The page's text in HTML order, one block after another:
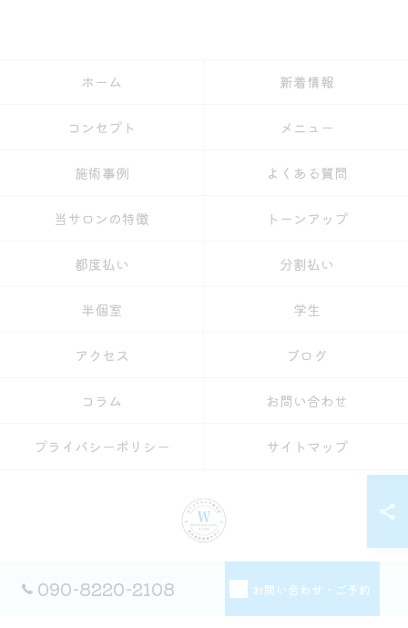
090-8220-2108 お問い合わせ・ご予約
ホーム 新着情報
コンセプト メニュー
施術事例 よくある質問
当サロンの特徴 トーンアップ
都度払い 分割払い
半個室 学生
アクセス ブログ
コラム お問い合わせ
プライバシーポリシー サイトマップ
© 2026 愛知県名古屋のセルフホワイトニングならホワイトニングショップ名古屋
店 ALL RIGHTS RESERVED.